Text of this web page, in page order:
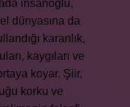
insanoğlu,
dünyasına da
karanlık,
kaygıları ve
koyar. Şiir,
korku ve